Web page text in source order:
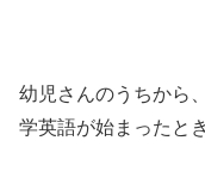
幼児さんのうちから
学英語が始まったと